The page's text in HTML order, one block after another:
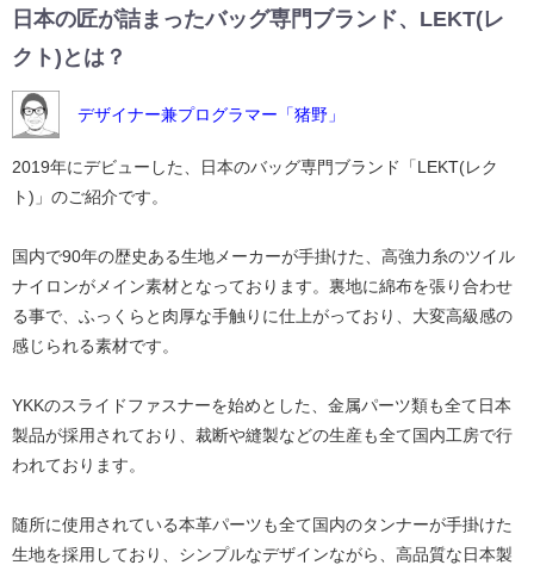
日本の匠が詰まったバッグ専門ブランド、LEKT(レ
クト)とは？
デザイナー兼プログラマー「猪野」
2019年にデビューした、日本のバッグ専門ブランド「LEKT(レク
ト)」のご紹介です。
国内で90年の歴史ある生地メーカーが手掛けた、高強力糸のツイル
ナイロンがメイン素材となっております。裏地に綿布を張り合わせ
る事で、ふっくらと肉厚な手触りに仕上がっており、大変高級感の
感じられる素材です。
YKKのスライドファスナーを始めとした、金属パーツ類も全て日本
製品が採用されており、裁断や縫製などの生産も全て国内工房で行
われております。
随所に使用されている本革パーツも全て国内のタンナーが手掛けた
生地を採用しており、シンプルなデザインながら、高品質な日本製